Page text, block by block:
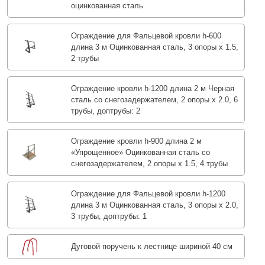
оцинкованная сталь
Ограждение для Фальцевой кровли h-600
длина 3 м Оцинкованная сталь, 3 опоры х 1.5,
2 трубы
Ограждение кровли h-1200 длина 2 м Черная
сталь со снегозадержателем, 2 опоры х 2.0, 6
трубы, доптрубы: 2
Ограждение кровли h-900 длина 2 м
«Упрощенное» Оцинкованная сталь со
снегозадержателем, 2 опоры х 1.5, 4 трубы
Ограждение для Фальцевой кровли h-1200
длина 3 м Оцинкованная сталь, 3 опоры х 2.0,
3 трубы, доптрубы: 1
Дуговой поручень к лестнице шириной 40 см